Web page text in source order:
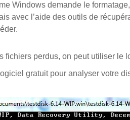
Windows demande le
avec l’aide des outils de
fichiers perdus, on peut utiliser
gratuit pour analyser votre